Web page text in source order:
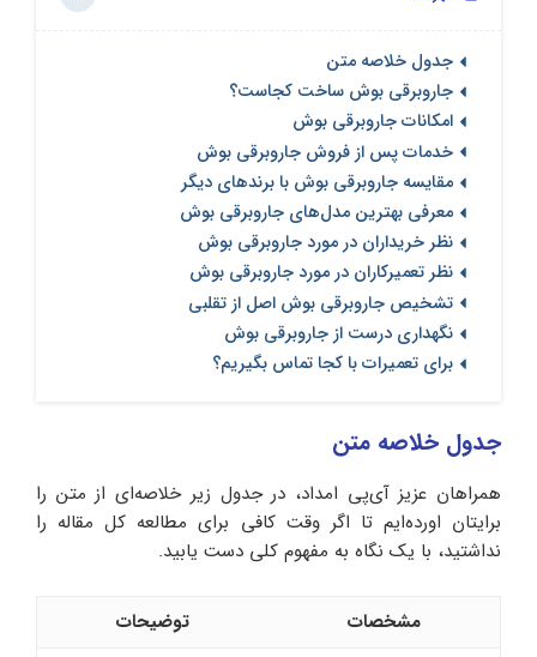
جدول خلاصه متن
جاروبرقی بوش ساخت کجاست؟
امکانات جاروبرقی بوش
خدمات پس از فروش جاروبرقی بوش
مقایسه جاروبرقی بوش با برندهای دیگر
معرفی بهترین مدل‌های جاروبرقی بوش
نظر خریداران در مورد جاروبرقی بوش
نظر تعمیرکاران در مورد جاروبرقی بوش
تشخیص جاروبرقی بوش اصل از تقلبی
نگهداری درست از جاروبرقی بوش
برای تعمیرات با کجا تماس بگیریم؟
جدول خلاصه متن
همراهان عزیز آی‌پی امداد، در جدول زیر خلاصه‌ای از متن را
برایتان اورده‌ایم تا اگر وقت کافی برای مطالعه کل مقاله را
نداشتید، با یک نگاه به مفهوم کلی دست یابید.
مشخصات توضیحات